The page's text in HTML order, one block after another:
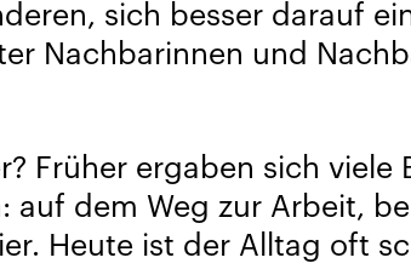
sich besser darauf
Nachbarinnen und
Früher ergaben sich viele
auf dem Weg zur Arbeit,
Heute ist der Alltag oft